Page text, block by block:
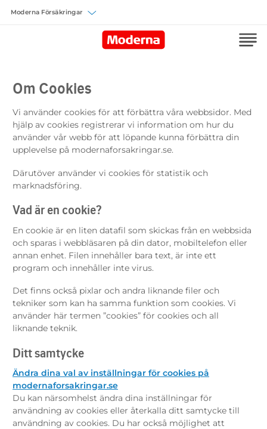
Om Cookies
Vi använder cookies för att förbättra våra webbsidor. Med
hjälp av cookies registrerar vi information om hur du
använder vår webb för att löpande kunna förbättra din
upplevelse på modernaforsakringar.se.
Därutöver använder vi cookies för statistik och
marknadsföring.
Vad är en cookie?
En cookie är en liten datafil som skickas från en webbsida
och sparas i webbläsaren på din dator, mobiltelefon eller
annan enhet. Filen innehåller bara text, är inte ett
program och innehåller inte virus.
Det finns också pixlar och andra liknande filer och
tekniker som kan ha samma funktion som cookies. Vi
använder här termen ”cookies” för cookies och all
liknande teknik.
Ditt samtycke
Ändra dina val av inställningar för cookies på
modernaforsakringar.se
Du kan närsomhelst ändra dina inställningar för
användning av cookies eller återkalla ditt samtycke till
användning av cookies. Du har också möjlighet att